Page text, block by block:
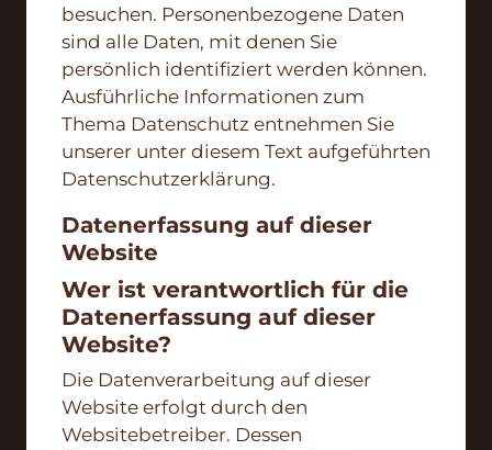
besuchen. Personenbezogene Daten
sind alle Daten, mit denen Sie
persönlich identifiziert werden können.
Ausführliche Informationen zum
Thema Datenschutz entnehmen Sie
unserer unter diesem Text aufgeführten
Datenschutzerklärung.
Datenerfassung auf dieser
Website
Wer ist verantwortlich für die
Datenerfassung auf dieser
Website?
Die Datenverarbeitung auf dieser
Website erfolgt durch den
Websitebetreiber. Dessen